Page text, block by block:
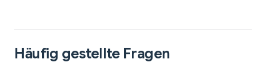
Häufig gestellte Fragen